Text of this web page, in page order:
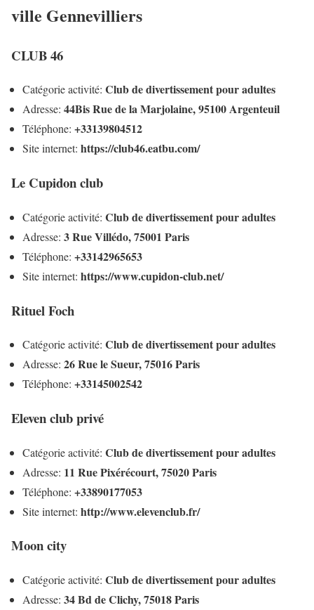
ville Gennevilliers
CLUB 46
Catégorie activité: Club de divertissement pour adultes
Adresse: 44Bis Rue de la Marjolaine, 95100 Argenteuil
Téléphone: +33139804512
Site internet: https://club46.eatbu.com/
Le Cupidon club
Catégorie activité: Club de divertissement pour adultes
Adresse: 3 Rue Villédo, 75001 Paris
Téléphone: +33142965653
Site internet: https://www.cupidon-club.net/
Rituel Foch
Catégorie activité: Club de divertissement pour adultes
Adresse: 26 Rue le Sueur, 75016 Paris
Téléphone: +33145002542
Eleven club privé
Catégorie activité: Club de divertissement pour adultes
Adresse: 11 Rue Pixérécourt, 75020 Paris
Téléphone: +33890177053
Site internet: http://www.elevenclub.fr/
Moon city
Catégorie activité: Club de divertissement pour adultes
Adresse: 34 Bd de Clichy, 75018 Paris